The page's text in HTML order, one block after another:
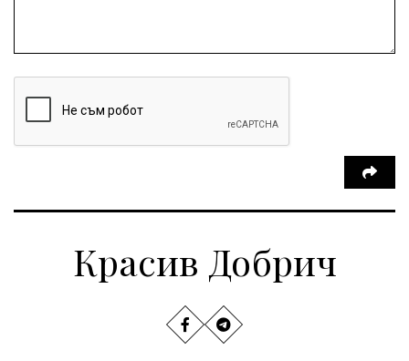
Красив Добрич